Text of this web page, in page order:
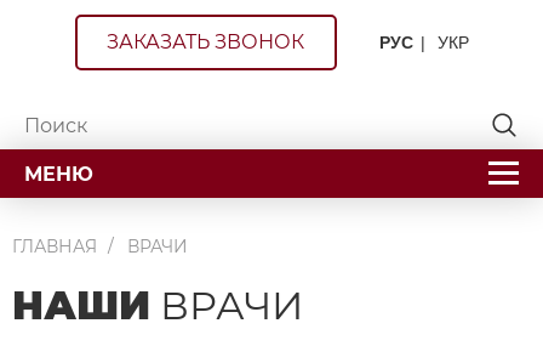
ЗАКАЗАТЬ ЗВОНОК РУС УКР
МЕНЮ
ГЛАВНАЯ ВРАЧИ
НАШИ ВРАЧИ